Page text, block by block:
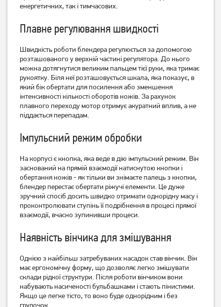
Блендер Rotex RTB810-B
2 199грн
Блендер Rotex RTB830-B
2 249грн
Блендер Tefal HB643138
2 299грн
2 059грн
Блендер Tefal BL435831
3 199грн
енергетичних, так і тимчасових.
Плавне регулювання швидкості
Швидкість роботи блендера регулюється за допомогою
розташованого у верхній частині регулятора. До нього
можна дотягнутися великим пальцем тієї руки, яка тримає
рукоятку. Біля неї розташовується шкала, яка показує, в
який бік обертати для посилення або зменшення
інтенсивності кількості оборотів ножів. За рахунок
плавного переходу мотор отримує акуратний вплив, а не
піддається перепадам.
Імпульсний режим обробки
На корпусі є кнопка, яка веде в дію імпульсний режим. Він
заснований на прямій взаємодії натиснутою кнопки і
обертання ножів - як тільки ви знімаєте палець з кнопки,
блендер перестає обертати ріжучі елементи. Це дуже
зручний спосіб досить швидко отримати однорідну масу і
проконтролювати ступінь її подрібнення в процесі прямої
взаємодії, вчасно зупинивши процеси.
Наявність вінчика для змішування
Однією з найбільш затребуваних насадок став вінчик. Він
має ергономічну форму, що дозволяє легко змішувати
склади рідкої структури. Після роботи вінчиком вони
набувають насиченості бульбашками і стають пінистими.
Якщо це легке тісто, то воно буде однорідним і без
грудочок.